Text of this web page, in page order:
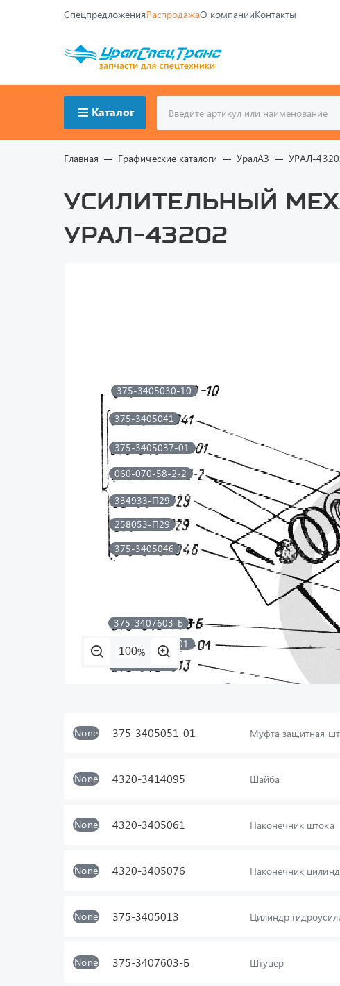
СпецпредложенияРаспродажаО компанииКонтакты
Каталог
Главная Графические каталоги УралАЗ УРАЛ-
Усилительный
УРАЛ-43202
375-3405051-01
4320-3405075
264040-П29
375-3405013
375-3407603-Б
375-3405046
258053-П29
334933-П29
060-070-58-2-2
375-3405037-01
375-3405041
375-3405030-10
%
None 375-3405051-01 Муфта защитная
None 4320-3414095 Шайба
None 4320-3405061 Наконечник штока
None 4320-3405076 Наконечник
None 375-3405013 Цилиндр
None 375-3407603-Б Штуцер